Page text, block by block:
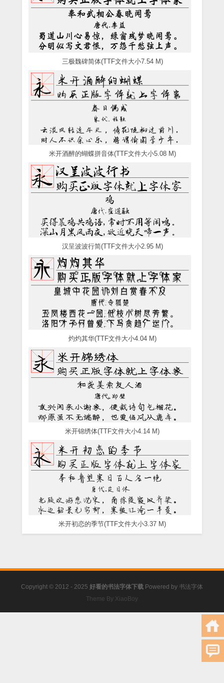
三极魏碑简体(TTF文件大小7.54 M)
米开酒醉的蝴蝶拼音体(TTF文件大小5.08 M)
汉呈波波行简(TTF文件大小2.95 M)
灼灼其华(TTF文件大小4.04 M)
米开锦绣体(TTF文件大小4.14 M)
米开初恋的季节(TTF文件大小3.37 M)
Copyright © 2012 - 2025 好看的书法字体下载 Powered by 书法字体
Theme By XiaoBoy